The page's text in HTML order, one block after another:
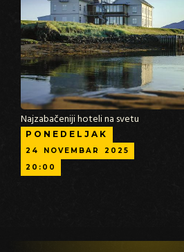
Najzabačeniji hoteli na svetu
PONEDELJAK
24 NOVEMBAR
2025
20:00